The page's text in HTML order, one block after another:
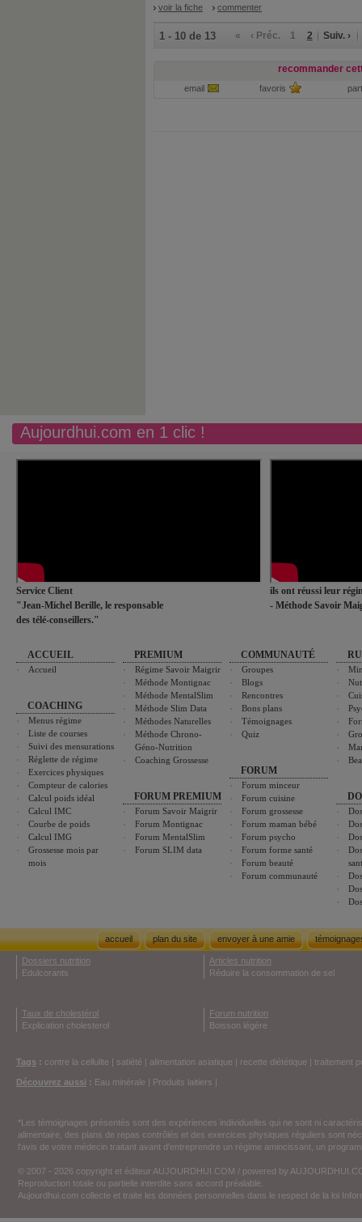
voir la fiche
commenter
1 - 10 de 13 « ‹ Préc. 1 2 Suiv. ›
recommander
email favoris
Aujourdhui.com en 1 clic !
Service Client
"Jean-Michel Berille, le responsable
des télé-conseillers."
ils ont réussi leur
- Méthode Savoir
ACCUEIL
Accueil
COACHING
Menus régime
Liste de courses
Suivi des mensurations
Réglette de régime
Exercices physiques
Compteur de calories
Calcul poids idéal
Calcul IMC
Courbe de poids
Calcul IMG
Grossesse mois par
mois
PREMIUM
Régime Savoir Maigrir
Méthode Montignac
Méthode MentalSlim
Méthode Slim Data
Méthodes Naturelles
Méthode Chrono-
Géno-Nutrition
Coaching Grossesse
FORUM PREMIUM
Forum Savoir Maigrir
Forum Montignac
Forum MentalSlim
Forum SLIM data
COMMUNAUTÉ
Groupes
Blogs
Rencontres
Bons plans
Témoignages
Quiz
FORUM
Forum minceur
Forum cuisine
Forum grossesse
Forum maman bébé
Forum psycho
Forum forme santé
Forum beauté
Forum communauté
accueil plan du site envoyer à une amie
Dossiers nutrition
Edulcorants
Articles nutrition
Réduire la consommation de sel
Taux de cholestérol
Explication cholesterol
Forum nutrition
Boisson légère
Tags : contre la cellulite | satiété | alimentation asiatique | recette diététique | traitement
Découvrez aussi : Eau minérale | Produits laitiers |
*Les témoignages présentés sont des expériences individuelles qui ne sont ni
alimentaire, des plans de repas contrôlés et des exercices physiques réguliers sont
l'avis de votre médecin traitant avant d'entreprendre un régime amincissant, un
© 2007 - 2026 copyright et éditeur AUJOURDHUI.COM / powered by
Reproduction totale ou partielle interdite sans accord préalable.
Aujourdhui.com collecte et traite les données personnelles dans le respect de la loi